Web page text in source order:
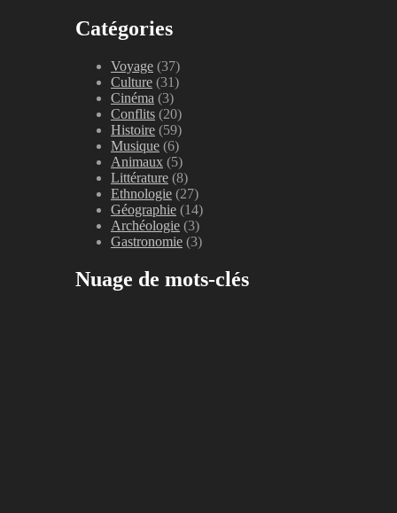
Catégories
Voyage (37)
Culture (31)
Cinéma (3)
Conflits (20)
Histoire (59)
Musique (6)
Animaux (5)
Littérature (8)
Ethnologie (27)
Géographie (14)
Archéologie (3)
Gastronomie (3)
Nuage de mots-clés